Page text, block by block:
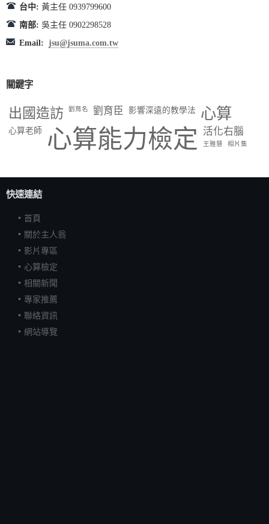
台中: 黃主任 0939799600
南部: 吳主任 0902298528
Email: jsu@jsuma.com.tw
關鍵字
出國造訪 劉育名 劉育臣 影響深遠的教學法 心算
心算老師 心算能力檢定 活化右腦
王雅慧 相片集
快速連結
首頁
關於主人翁
影片專區
心算檢定
相關新聞
專家推薦
聯絡資訊
網站導覽